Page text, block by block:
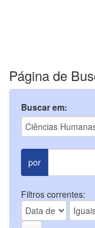
Página de
Buscar em:
por
Filtros correntes: